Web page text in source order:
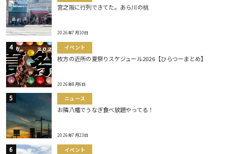
宮之阪に行列できてた。あら川の桃
2026年7月10日
イベント
枚方の近所の夏祭りスケジュール2026【ひらつーまとめ】
2026年8月6日
ニュース
お隣八幡でうなぎ食べ放題やってる！
2026年7月23日
イベント